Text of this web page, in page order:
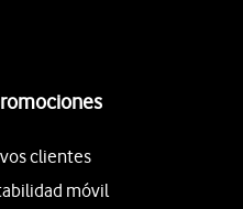
clientes
móvil